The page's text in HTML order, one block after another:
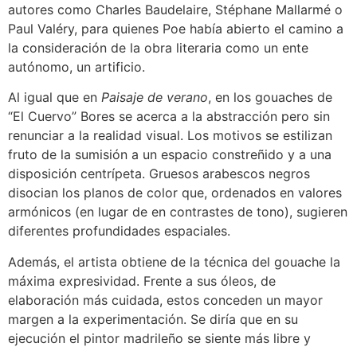
autores como Charles Baudelaire, Stéphane Mallarmé o
Paul Valéry, para quienes Poe había abierto el camino a
la consideración de la obra literaria como un ente
autónomo, un artificio.
Al igual que en Paisaje de verano, en los gouaches de
“El Cuervo” Bores se acerca a la abstracción pero sin
renunciar a la realidad visual. Los motivos se estilizan
fruto de la sumisión a un espacio constreñido y a una
disposición centrípeta. Gruesos arabescos negros
disocian los planos de color que, ordenados en valores
armónicos (en lugar de en contrastes de tono), sugieren
diferentes profundidades espaciales.
Además, el artista obtiene de la técnica del gouache la
máxima expresividad. Frente a sus óleos, de
elaboración más cuidada, estos conceden un mayor
margen a la experimentación. Se diría que en su
ejecución el pintor madrileño se siente más libre y